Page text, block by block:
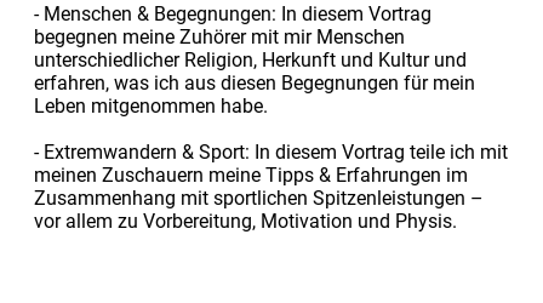
- Menschen & Begegnungen: In diesem Vortrag
begegnen meine Zuhörer mit mir Menschen
unterschiedlicher Religion, Herkunft und Kultur und
erfahren, was ich aus diesen Begegnungen für mein
Leben mitgenommen habe.
- Extremwandern & Sport: In diesem Vortrag teile ich mit
meinen Zuschauern meine Tipps & Erfahrungen im
Zusammenhang mit sportlichen Spitzenleistungen –
vor allem zu Vorbereitung, Motivation und Physis.